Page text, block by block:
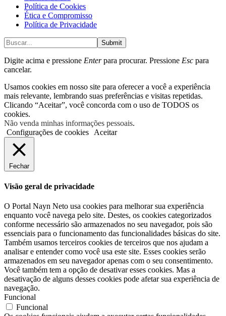
Política de Cookies
Ética e Compromisso
Política de Privacidade
Submit
Digite acima e pressione Enterpara procurar. Pressione Esc para
cancelar.
Usamos cookies em nosso site para oferecer a você a experiência
mais relevante, lembrando suas preferências e visitas repetidas.
Clicando “Aceitar”, você concorda com o uso de TODOS os
cookies.
Não venda minhas informações pessoais.
Configurações de cookies
Aceitar
Fechar
Visão geral de privacidade
O Portal Nayn Neto usa cookies para melhorar sua experiência
enquanto você navega pelo site. Destes, os cookies categorizados
conforme necessário são armazenados no seu navegador, pois são
essenciais para o funcionamento das funcionalidades básicas do site.
Também usamos terceiros cookies de terceiros que nos ajudam a
analisar e entender como você usa este site. Esses cookies serão
armazenados em seu navegador apenas com o seu consentimento.
Você também tem a opção de desativar esses cookies. Mas a
desativação de alguns desses cookies pode afetar sua experiência de
navegação.
Funcional
Funcional